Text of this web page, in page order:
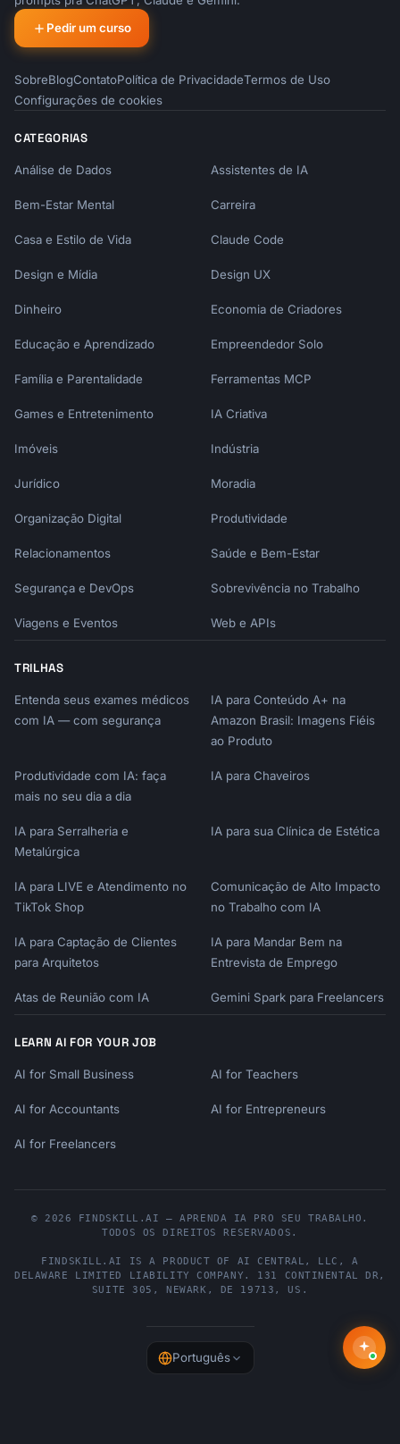
Pedir um curso
SobreBlogContatoPolítica de PrivacidadeTermos de Uso
Configurações de cookies
CATEGORIAS
Análise de Dados Assistentes de IA
Bem-Estar Mental Carreira
Casa e Estilo de Vida Claude Code
Design e Mídia Design UX
Dinheiro Economia de Criadores
Educação e Aprendizado Empreendedor Solo
Família e Parentalidade Ferramentas MCP
Games e Entretenimento IA Criativa
Imóveis Indústria
Jurídico Moradia
Organização Digital Produtividade
Relacionamentos Saúde e Bem-Estar
Segurança e DevOps Sobrevivência no Trabalho
Viagens e Eventos Web e APIs
TRILHAS
Entenda seus exames médicos
com IA — com segurança
IA para Conteúdo A+ na
Amazon Brasil: Imagens Fiéis
ao Produto
Produtividade com IA: faça
mais no seu dia a dia
IA para Chaveiros
IA para Serralheria e
Metalúrgica
IA para sua Clínica de Estética
IA para LIVE e Atendimento no
TikTok Shop
Comunicação de Alto Impacto
no Trabalho com IA
IA para Captação de Clientes
para Arquitetos
IA para Mandar Bem na
Entrevista de Emprego
Atas de Reunião com IA Gemini Spark para Freelancers
LEARN AI FOR YOUR JOB
AI for Small Business AI for Teachers
AI for Accountants AI for Entrepreneurs
AI for Freelancers
© 2026 FINDSKILL.AI — APRENDA IA PRO SEU TRABALHO.
TODOS OS DIREITOS RESERVADOS.
FINDSKILL.AI IS A PRODUCT OF AI CENTRAL, LLC , A
DELAWARE LIMITED LIABILITY COMPANY. 131 CONTINENTAL DR,
SUITE 305 ,NEWARK , DE 19713 , US .
Português